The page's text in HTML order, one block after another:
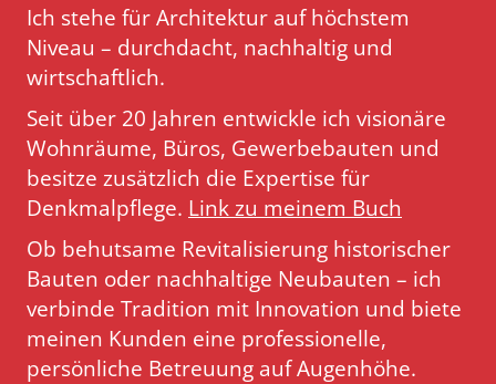
Ich stehe für Architektur auf höchstem
Niveau – durchdacht, nachhaltig und
wirtschaftlich.
Seit über 20 Jahren entwickle ich visionäre
Wohnräume, Büros, Gewerbebauten und
besitze zusätzlich die Expertise für
Denkmalpflege. Link zu meinem Buch
Ob behutsame Revitalisierung historischer
Bauten oder nachhaltige Neubauten – ich
verbinde Tradition mit Innovation und biete
meinen Kunden eine professionelle,
persönliche Betreuung auf Augenhöhe.